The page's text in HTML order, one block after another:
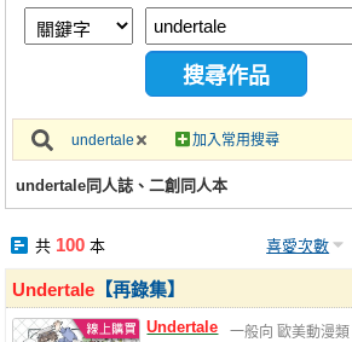
攤位轉讓區
會員中心
註冊會員
undertale 加入常用搜尋
undertale同人誌、二創同人本
共 100本 喜愛次數
Undertale 【再錄集】
Undertale 一般向 歐美動漫類